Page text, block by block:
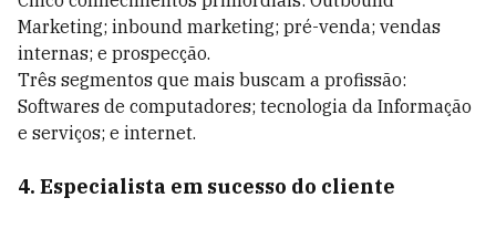
Marketing; inbound marketing; pré-venda; vendas
internas; e prospecção.
Três segmentos que mais buscam a profissão:
Softwares de computadores; tecnologia da Informação
e serviços; e internet.
4. Especialista em sucesso do cliente